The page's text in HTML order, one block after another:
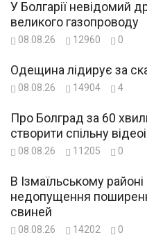
У Болгарії невідомий
великого газопроводу
08.08.26 12960 0
Одещина лідирує за
08.08.26 14904 4
Про Болград за 60
створити спільну
08.08.26 11205 0
В Ізмаїльському
недопущення
свиней
08.08.26 14202 0